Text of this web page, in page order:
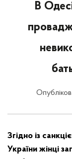
В
Згідно із
України жінці